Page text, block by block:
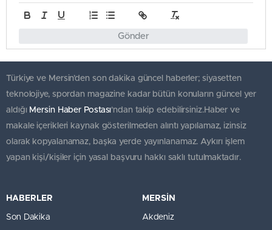
Gönder
Türkiye ve Mersin’den son dakika güncel haberler; siyasetten
teknolojiye, spordan magazine kadar bütün konuların güncel yer
aldığı Mersin Haber Postası'ndan takip edebilirsiniz.Haber ve
makale içerikleri kaynak gösterilmeden alıntı yapılamaz, izinsiz
olarak kopyalanamaz, başka yerde yayınlanamaz. Aykırı işlem
yapan kişi/kişiler için yasal başvuru hakkı saklı tutulmaktadır.
HABERLER
Son Dakika
MERSİN
Akdeniz